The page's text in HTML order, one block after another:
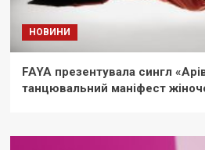
НОВИНИ
FAYA презентувала сингл
танцювальний маніфест